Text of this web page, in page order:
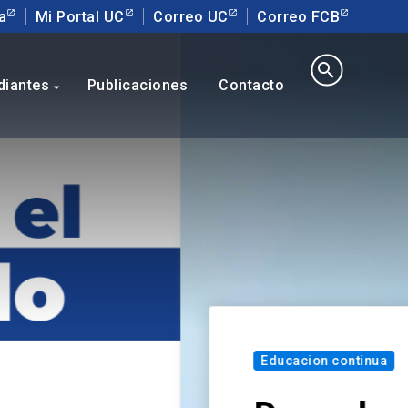
Mi Portal UC Correo UC Correo FCB
arrow_drop_down Publicaciones Contacto
search